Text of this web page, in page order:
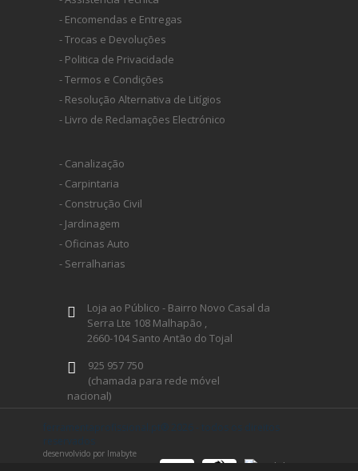
- Encomendas e Entregas
- Trocas e Devoluções
- Politica de Privacidade
- Termos e Condições
- Resolução Alternativa de Litígios
- Livro de Reclamações Electrónico
- Canalização
- Carpintaria
- Construção Civil
- Jardinagem
- Oficinas Auto
- Serralharias
Loja ao Público - Bairro Novo Casal da
Serra Lte 108 Malhapão ,
2660-104 Santo Antão do Tojal
925 957 750
(chamada para rede móvel
nacional)
geral@ferramentaprofissional.pt
ferramentaprofissional.pt® 2026 - todos os direitos
reservados
desenvolvido por Imabyte